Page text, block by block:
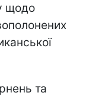
щодо
та